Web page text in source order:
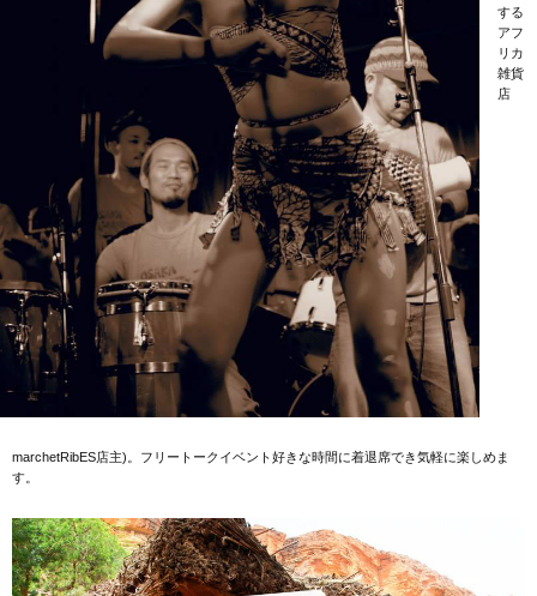
する
アフ
リカ
雑貨
店
marchetRibES店主)。フリートークイベント好きな時間に着退席でき気軽に楽しめま
す。